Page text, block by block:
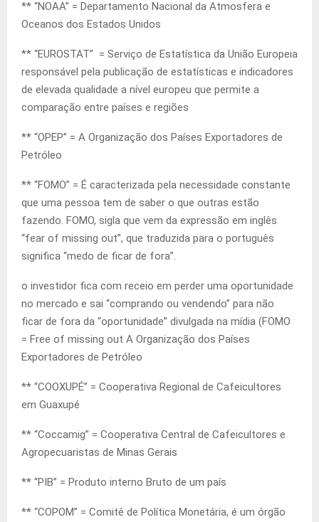
** “NOAA” = Departamento Nacional da Atmosfera e
Oceanos dos Estados Unidos
** “EUROSTAT” = Serviço de Estatística da União Europeia
responsável pela publicação de estatísticas e indicadores
de elevada qualidade a nível europeu que permite a
comparação entre países e regiões
** “OPEP” = A Organização dos Países Exportadores de
Petróleo
** “FOMO” = É caracterizada pela necessidade constante
que uma pessoa tem de saber o que outras estão
fazendo. FOMO, sigla que vem da expressão em inglês
“fear of missing out”, que traduzida para o português
significa “medo de ficar de fora”.
o investidor fica com receio em perder uma oportunidade
no mercado e sai “comprando ou vendendo” para não
ficar de fora da “oportunidade” divulgada na mídia (FOMO
= Free of missing out A Organização dos Países
Exportadores de Petróleo
** “COOXUPÉ” = Cooperativa Regional de Cafeicultores
em Guaxupé
** “Coccamig” = Cooperativa Central de Cafeicultores e
Agropecuaristas de Minas Gerais
** “PIB” = Produto interno Bruto de um país
** “COPOM” = Comitê de Política Monetária, é um órgão